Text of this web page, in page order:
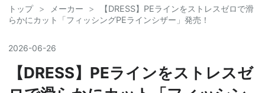
トップ > メーカー >
【DRESS】PEラインをストレスゼロで滑
らかにカット「フィッシングPEラインシザー」発売！
2026-06-26
【DRESS】PEラインをストレスゼ